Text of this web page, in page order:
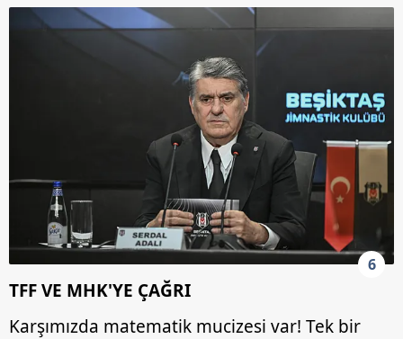
6
TFF VE MHK'YE ÇAĞRI
Karşımızda matematik mucizesi var! Tek bir